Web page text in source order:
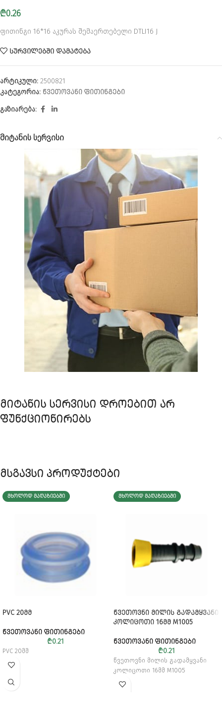
₾0.26
ფითინგი 16*16 აკურას შემაერთებელი DTLI16 J
ᲡᲣᲠᲕᲘᲚᲔᲑᲨᲘ ᲓᲐᲛᲐᲢᲔᲑᲐ
არტიკული: 2500821
კატეგორია: ᲬᲕᲔᲗᲝᲕᲐᲜᲘ ᲤᲘᲗᲘᲜᲒᲔᲑᲘ
გაზიარება:
მიტანის სერვისი
ᲛᲘᲢᲐᲜᲘᲡ ᲡᲔᲠᲕᲘᲡᲘ ᲓᲠᲝᲔᲑᲘᲗ ᲐᲠ
ᲤᲣᲜᲥᲪᲘᲝᲜᲘᲠᲔᲑᲡ
მსგავსი პროდუქტები
ᲛᲮᲝᲚᲝᲓ ᲛᲐᲦᲐᲖᲘᲔᲑᲨᲘ
PVC 20ᲛᲛ
ᲬᲕᲔᲗᲝᲕᲐᲜᲘ ᲤᲘᲗᲘᲜᲒᲔᲑᲘ
₾0.21
PVC 20მმ
ᲛᲮᲝᲚᲝᲓ ᲛᲐᲦᲐᲖᲘᲔᲑᲨᲘ
ᲬᲕᲔᲗᲝᲕᲜᲘ ᲛᲘᲚᲘᲡ ᲒᲐᲓᲐᲛᲧᲕᲐᲜᲘ
ᲙᲝᲚᲘᲪᲝᲗᲘ 16ᲛᲛ M1005
ᲬᲕᲔᲗᲝᲕᲐᲜᲘ ᲤᲘᲗᲘᲜᲒᲔᲑᲘ
₾0.21
წვეთოვნი მილის გადამყვანი
კოლიცოთი 16მმ M1005